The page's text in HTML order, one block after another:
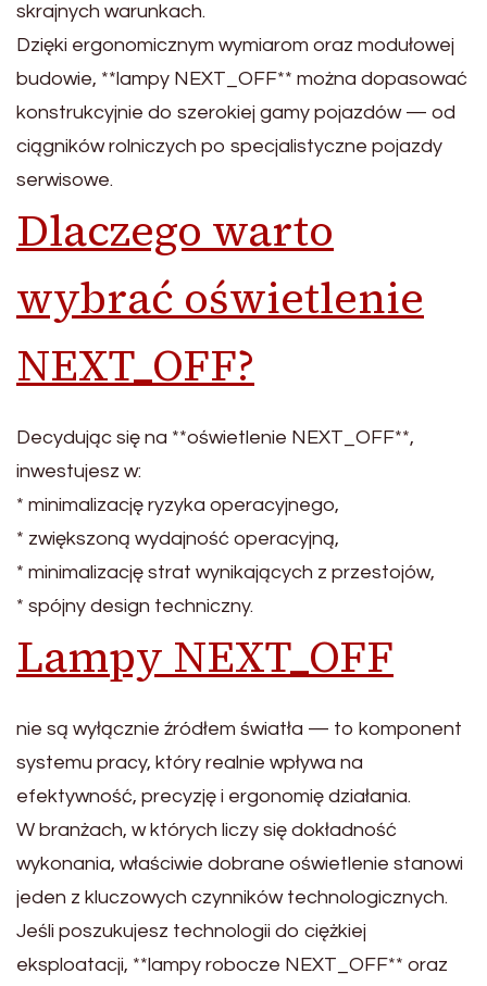
skrajnych warunkach.
Dzięki ergonomicznym wymiarom oraz modułowej
budowie, **lampy NEXT_OFF** można dopasować
konstrukcyjnie do szerokiej gamy pojazdów — od
ciągników rolniczych po specjalistyczne pojazdy
serwisowe.
Dlaczego warto
wybrać oświetlenie
NEXT_OFF?
Decydując się na **oświetlenie NEXT_OFF**,
inwestujesz w:
* minimalizację ryzyka operacyjnego,
* zwiększoną wydajność operacyjną,
* minimalizację strat wynikających z przestojów,
* spójny design techniczny.
Lampy NEXT_OFF
nie są wyłącznie źródłem światła — to komponent
systemu pracy, który realnie wpływa na
efektywność, precyzję i ergonomię działania.
W branżach, w których liczy się dokładność
wykonania, właściwie dobrane oświetlenie stanowi
jeden z kluczowych czynników technologicznych.
Jeśli poszukujesz technologii do ciężkiej
eksploatacji, **lampy robocze NEXT_OFF** oraz